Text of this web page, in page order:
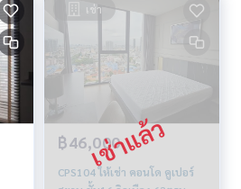
เช่า
฿46,000
CPS104 ให้เช่า คอนโด คูเปอร์